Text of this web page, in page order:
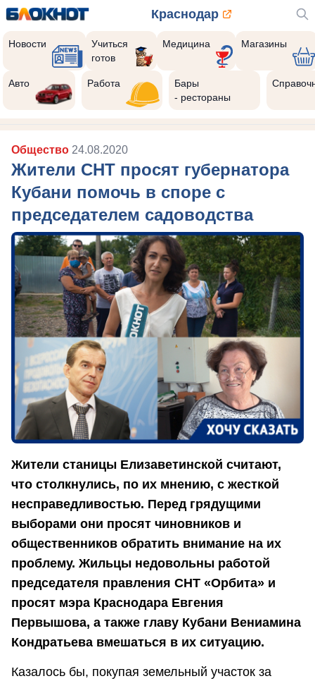
Краснодар
Новости
Учиться
готов
Медицина Магазины
Авто Работа
Бары
- рестораны
Общество 24.08.2020
Жители СНТ просят губернатора
Кубани помочь в споре с
председателем садоводства
Жители станицы Елизаветинской считают,
что столкнулись, по их мнению, с жесткой
несправедливостью. Перед грядущими
выборами они просят чиновников и
общественников обратить внимание на их
проблему. Жильцы недовольны работой
председателя правления СНТ «Орбита» и
просят мэра Краснодара Евгения
Первышова, а также главу Кубани Вениамина
Кондратьева вмешаться в их ситуацию.
Казалось бы, покупая земельный участок за